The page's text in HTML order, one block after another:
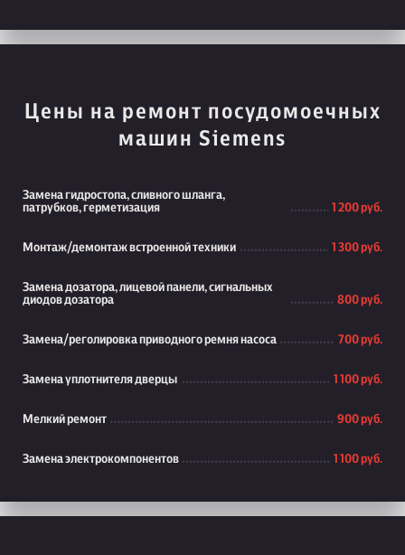
Цены на ремонт посудомоечных
машин Siemens
Замена гидростопа, сливного шланга,
патрубков, герметизация
1 200 руб.
Монтаж/демонтаж встроенной техники 1 300 руб.
Замена дозатора, лицевой панели, сигнальных
диодов дозатора
800 руб.
Замена/реголировка приводного ремня насоса 700 руб.
Замена уплотнителя дверцы 1 100 руб.
Мелкий ремонт 900 руб.
Замена электрокомпонентов 1 100 руб.